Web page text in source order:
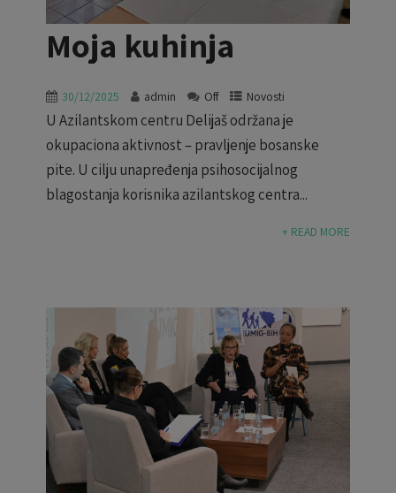
Moja kuhinja
30/12/2025 admin Off Novosti
U Azilantskom centru Delijaš održana je
okupaciona aktivnost – pravljenje bosanske
pite. U cilju unapređenja psihosocijalnog
blagostanja korisnika azilantskog centra...
+ READ MORE